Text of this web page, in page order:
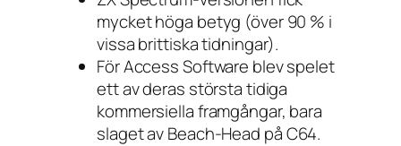
mycket höga betyg (över 90 % i
vissa brittiska tidningar).
För Access Software blev spelet
ett av deras största tidiga
kommersiella framgångar, bara
slaget avBeach-Head på C64.